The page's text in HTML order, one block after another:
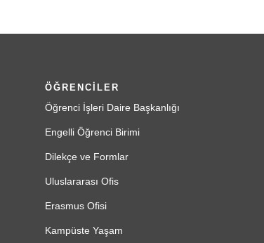
ÖĞRENCİLER
Öğrenci İşleri Daire Başkanlığı
Engelli Öğrenci Birimi
Dilekçe ve Formlar
Uluslararası Ofis
Erasmus Ofisi
Kampüste Yaşam